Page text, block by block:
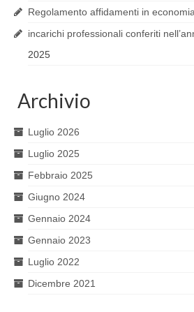
Regolamento affidamenti in economia
incarichi professionali conferiti
2025
Archivio
Luglio 2026
Luglio 2025
Febbraio 2025
Giugno 2024
Gennaio 2024
Gennaio 2023
Luglio 2022
Dicembre 2021